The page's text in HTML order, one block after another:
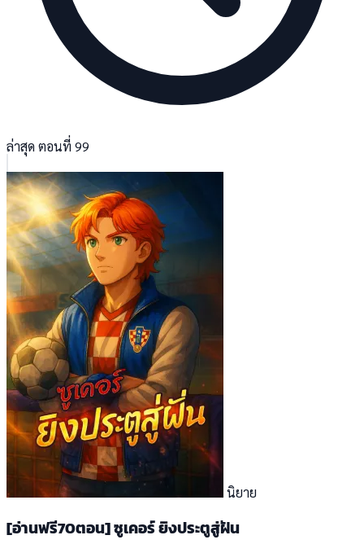
ล่าสุด ตอนที่ 99
นิยาย
[อ่านฟรี70ตอน] ซูเคอร์ ยิงประตูสู่ฝัน